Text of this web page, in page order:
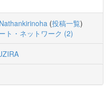
(投稿一覧)
ト・ネットワーク (2)